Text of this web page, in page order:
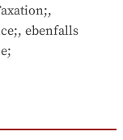
ebenfalls